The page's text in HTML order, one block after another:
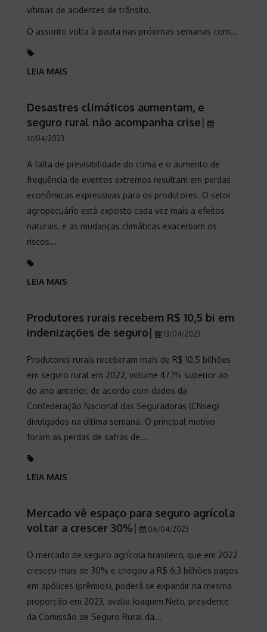
vítimas de acidentes de trânsito.
O assunto volta à pauta nas próximas semanas com...
LEIA MAIS
Desastres climáticos aumentam, e
seguro rural não acompanha crise|
17/04/2023
A falta de previsibilidade do clima e o aumento de
frequência de eventos extremos resultam em perdas
econômicas expressivas para os produtores. O setor
agropecuário está exposto cada vez mais a efeitos
naturais, e as mudanças climáticas exacerbam os
riscos...
LEIA MAIS
Produtores rurais recebem R$ 10,5 bi em
indenizações de seguro| 13/04/2023
Produtores rurais receberam mais de R$ 10,5 bilhões
em seguro rural em 2022, volume 47,1% superior ao
do ano anterior, de acordo com dados da
Confederação Nacional das Seguradoras (CNseg)
divulgados na última semana. O principal motivo
foram as perdas de safras de...
LEIA MAIS
Mercado vê espaço para seguro agrícola
voltar a crescer 30%| 06/04/2023
O mercado de seguro agrícola brasileiro, que em 2022
cresceu mais de 30% e chegou a R$ 6,3 bilhões pagos
em apólices (prêmios), poderá se expandir na mesma
proporção em 2023, avalia Joaquim Neto, presidente
da Comissão de Seguro Rural da...